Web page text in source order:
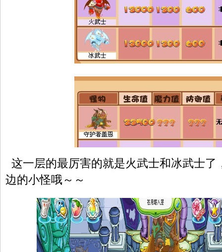
这一层的最厉害的就是火武士和冰武士了
边的小怪哦～～